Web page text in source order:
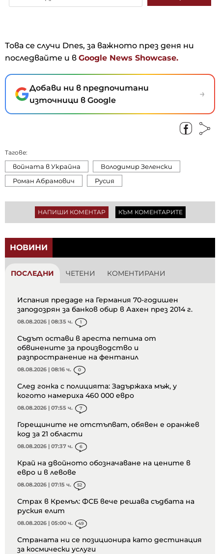
Това се случи Dnes, за важното през деня ни
последвайте и в Google News Showcase.
Добави ни в предпочитани
източници в Google
→
Тагове:
войната в Украйна
Володимир Зеленски
Роман Абрамович
Русия
НАПИШИ КОМЕНТАР КЪМ КОМЕНТАРИТЕ
НОВИНИ
ПОСЛЕДНИ ЧЕТЕНИ КОМЕНТИРАНИ
Испания предаде на Германия 70-годишен
заподозрян за банков обир в Аахен през 2014 г.
08.08.2026 | 08:35 ч. 1
Съдът остави в ареста петима от
обвинените за производство и
разпространение на фентанил
08.08.2026 | 08:16 ч. 0
След гонка с полицията: Задържаха мъж, у
когото намериха 460 000 евро
08.08.2026 | 07:55 ч. 7
Горещините не отстъпват, обявен е оранжев
код за 21 области
08.08.2026 | 07:37 ч. 6
Край на двойното обозначаване на цените в
евро и в левове
08.08.2026 | 07:15 ч. 52
Страх в Кремъл: ФСБ вече решава съдбата на
руския елит
08.08.2026 | 05:00 ч. 49
Страната ни се позиционира като дестинация
за космически услуги